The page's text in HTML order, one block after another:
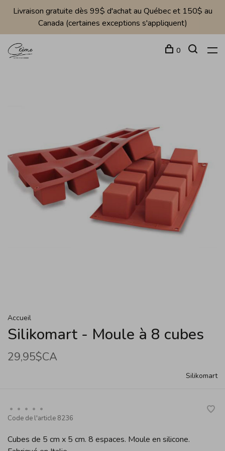
Livraison gratuite dès 99$ d'achat au Québec et 150$ au
Canada (certaines exceptions s'appliquent)
0
Accueil
Silikomart - Moule à 8 cubes
29,95$CA
Silikomart
• • • • •
Code de l'article 8236
Cubes de 5 cm x 5 cm. 8 espaces. Moule en silicone.